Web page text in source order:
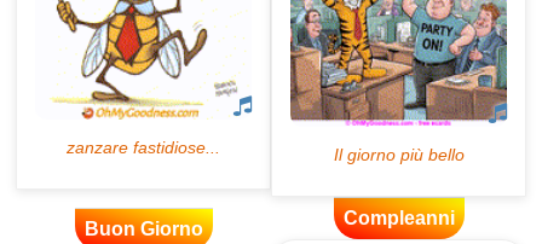
Buon Giorno
Compleanni